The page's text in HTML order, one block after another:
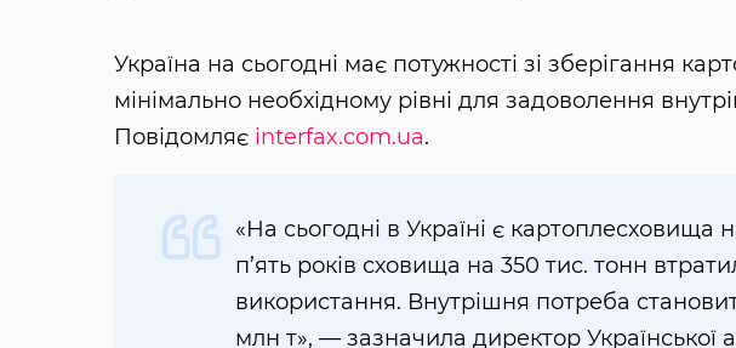
Україна на сьогодні має потужності зі зберігання
мінімально необхідному рівні для задоволення
Повідомляє interfax.com.ua.
«На сьогодні в Україні є картоплесховища
п’ять років сховища на 350 тис. тонн
використання. Внутрішня потреба
млн т», — зазначила директор Української